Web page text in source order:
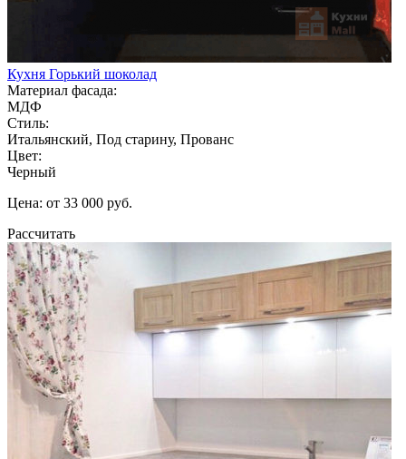
Кухня Горький шоколад
Материал фасада:
МДФ
Стиль:
Итальянский, Под старину, Прованс
Цвет:
Черный
Цена: от 33 000 руб.
Рассчитать